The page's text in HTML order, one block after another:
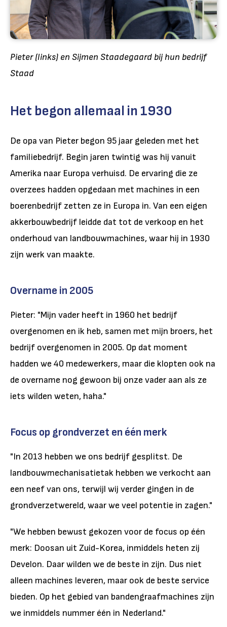
Pieter (links) en Sijmen Staadegaard bij hun bedrijf
Staad
Het begon allemaal in 1930
De opa van Pieter begon 95 jaar geleden met het
familiebedrijf. Begin jaren twintig was hij vanuit
Amerika naar Europa verhuisd. De ervaring die ze
overzees hadden opgedaan met machines in een
boerenbedrijf zetten ze in Europa in. Van een eigen
akkerbouwbedrijf leidde dat tot de verkoop en het
onderhoud van landbouwmachines, waar hij in 1930
zijn werk van maakte.
Overname in 2005
Pieter: "Mijn vader heeft in 1960 het bedrijf
overgenomen en ik heb, samen met mijn broers, het
bedrijf overgenomen in 2005. Op dat moment
hadden we 40 medewerkers, maar die klopten ook na
de overname nog gewoon bij onze vader aan als ze
iets wilden weten, haha."
Focus op grondverzet en één merk
"In 2013 hebben we ons bedrijf gesplitst. De
landbouwmechanisatietak hebben we verkocht aan
een neef van ons, terwijl wij verder gingen in de
grondverzetwereld, waar we veel potentie in zagen."
"We hebben bewust gekozen voor de focus op één
merk: Doosan uit Zuid-Korea, inmiddels heten zij
Develon. Daar wilden we de beste in zijn. Dus niet
alleen machines leveren, maar ook de beste service
bieden. Op het gebied van bandengraafmachines zijn
we inmiddels nummer één in Nederland."